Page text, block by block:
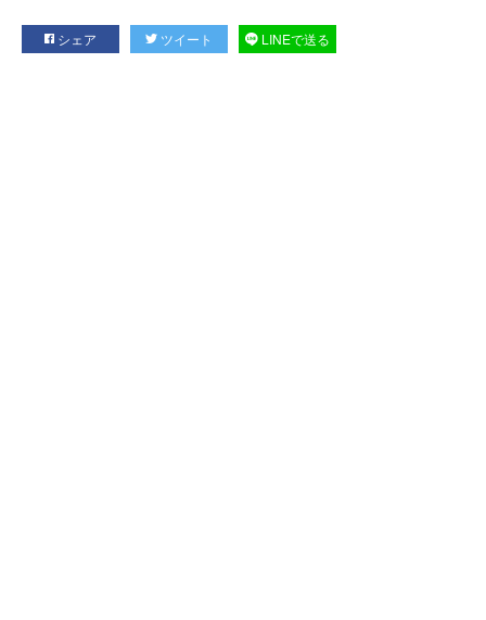
シェア ツイート LINEで送る